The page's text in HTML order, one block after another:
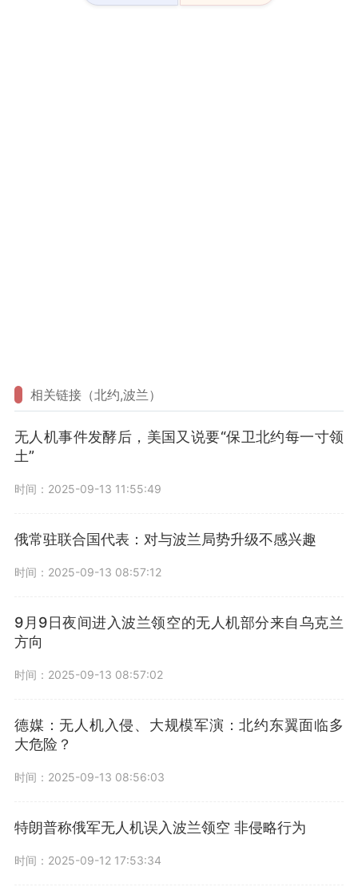
相关链接（北约,波兰）
无人机事件发酵后，美国又说要“保卫北约每一寸领
土”
时间：2025-09-13 11:55:49
俄常驻联合国代表：对与波兰局势升级不感兴趣
时间：2025-09-13 08:57:12
9月9日夜间进入波兰领空的无人机部分来自乌克兰
方向
时间：2025-09-13 08:57:02
德媒：无人机入侵、大规模军演：北约东翼面临多
大危险？
时间：2025-09-13 08:56:03
特朗普称俄军无人机误入波兰领空 非侵略行为
时间：2025-09-12 17:53:34